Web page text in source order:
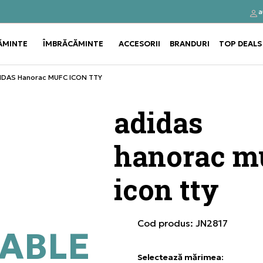
Use shift+Enter to open or close
ÎMBRĂCĂMINTE Use shift+Enter to open or close
ACCESORII BRANDURI TOP DEALS
Hanorac MUFC ICON TTY
adidas
hanorac
icon tty
Cod produs: JN2817
Selectează mărimea: